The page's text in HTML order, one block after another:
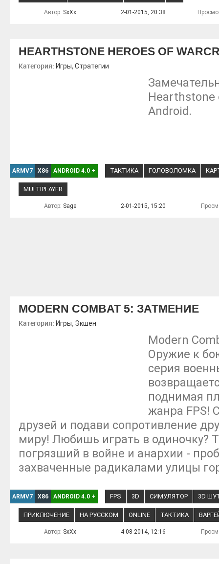
Автор: SxXx 2-01-2015, 20:38
HEARTHSTONE HEROES OF
Категория: Игры,Стратегии
Hearthstone
Android.
ARMV7 X86 ANDROID 4.0 + ТАКТИКА ГОЛОВОЛОМКА
MULTIPLAYER
Автор: Sage 2-01-2015, 15:20
MODERN COMBAT 5: ЗАТМЕНИЕ
Категория: Игры, Экшен
Modern
Оружие к
серия
поднимая
жанра FPS!
друзей и подави сопротивление
миру! Любишь играть в одиночку?
погрязший в войне и анархии -
захваченные радикалами улицы
ARMV7 X86 ANDROID 4.0 + FPS 3D СИМУЛЯТОР 3D
ПРИКЛЮЧЕНИЕ НА РУССКОМ ONLINE ТАКТИКА
Автор: SxXx 4-08-2014, 12:16